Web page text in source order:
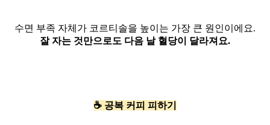
수면 부족 자체가 코르티솔을 높이는 가장 큰 원인이에요.
잘 자는 것만으로도 다음 날 혈당이 달라져요.
☕ 공복 커피 피하기